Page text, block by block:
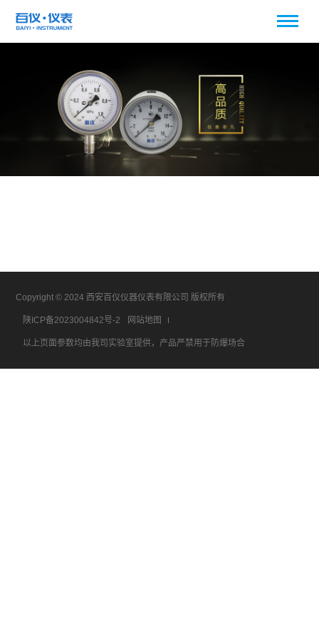
Copyright © 2024 西安百仪仪器仪表有限公司 版权所有
陕ICP备2023004842号-2 网站地图
以上页面参数均由我司实验室提供，产品严禁用于防爆场合